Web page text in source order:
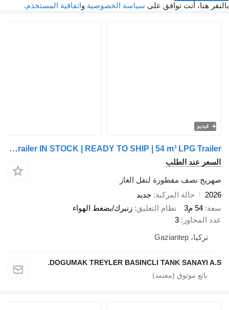
بالنقر هنا، أنت توافق على سياسة الخصوصية واتفاقية المستخدم.
فيديو
Doğumak 54 m³ LPG Trailer IN STOCK | READY TO SHIP | 54 m³ LPG Trailer
السعر عند الطلب
صهريج نصف مقطورة لنقل الغاز
2026
حالة المركبة جديد
سعة 54 م3 نظام التعليق زنبرك/بضغط الهواء
عدد المحاور
3
تركيا، Gaziantep
DOGUMAK TREYLER BASINCLI TANK SANAYI A.S.